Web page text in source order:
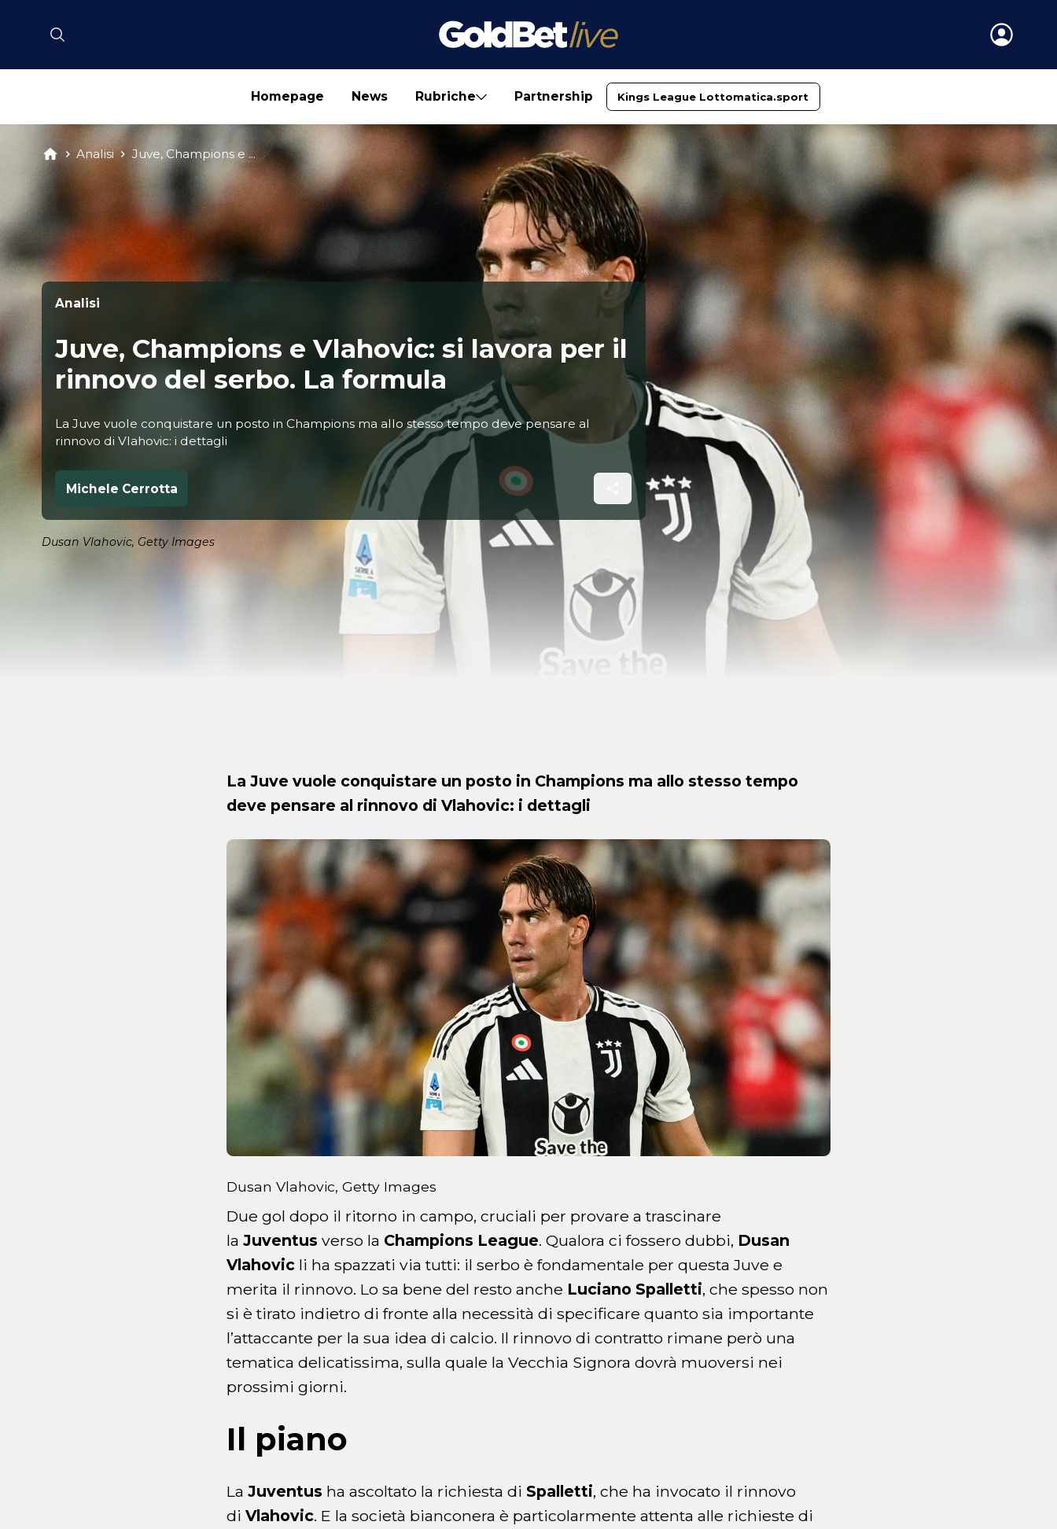
Homepage News Rubriche Partnership Kings League Lottomatica.sport
Analisi Juve, Champions e ...
Analisi
Juve, Champions e Vlahovic: si lavora per il
rinnovo del serbo. La formula
La Juve vuole conquistare un posto in Champions ma allo stesso tempo deve pensare al
rinnovo di Vlahovic: i dettagli
Michele Cerrotta
Dusan Vlahovic, Getty Images
La Juve vuole conquistare un posto in Champions ma allo stesso tempo
deve pensare al rinnovo di Vlahovic: i dettagli
Dusan Vlahovic, Getty Images
Due gol dopo il ritorno in campo, cruciali per provare a trascinare
la Juventus verso la Champions League. Qualora ci fossero dubbi, Dusan
Vlahovic li ha spazzati via tutti: il serbo è fondamentale per questa Juve e
merita il rinnovo. Lo sa bene del resto anche Luciano Spalletti, che spesso non
si è tirato indietro di fronte alla necessità di specificare quanto sia importante
l’attaccante per la sua idea di calcio. Il rinnovo di contratto rimane però una
tematica delicatissima, sulla quale la Vecchia Signora dovrà muoversi nei
prossimi giorni.
Il piano
La Juventus ha ascoltato la richiesta di Spalletti, che ha invocato il rinnovo
di Vlahovic. E la società bianconera è particolarmente attenta alle richieste di